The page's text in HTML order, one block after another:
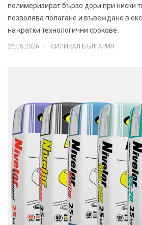
полимеризират бързо дори при ниски
позволява полагане и въвеждане в
на кратки технологични срокове.
26.05.2026 . СИЛИКАЛ БЪЛГАРИЯ